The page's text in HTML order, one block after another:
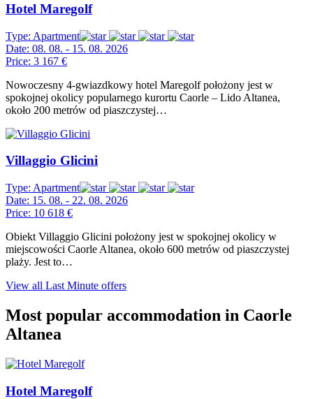
Hotel Maregolf
Type: Apartment
Date: 08. 08. - 15. 08. 2026
Price: 3 167 €
Nowoczesny 4-gwiazdkowy hotel Maregolf położony jest w
spokojnej okolicy popularnego kurortu Caorle – Lido Altanea,
około 200 metrów od piaszczystej…
Villaggio Glicini
Type: Apartment
Date: 15. 08. - 22. 08. 2026
Price: 10 618 €
Obiekt Villaggio Glicini położony jest w spokojnej okolicy w
miejscowości Caorle Altanea, około 600 metrów od piaszczystej
plaży. Jest to…
View all Last Minute offers
Most popular accommodation in Caorle
Altanea
Hotel Maregolf